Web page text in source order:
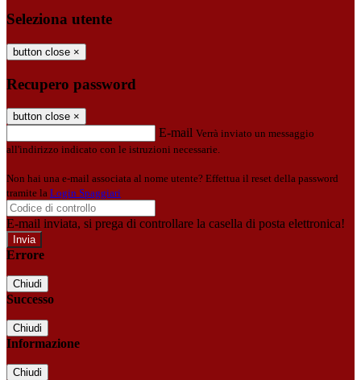
Seleziona utente
button close ×
Recupero password
button close ×
E-mail Verrà inviato un messaggio
all'indirizzo indicato con le istruzioni necessarie.
Non hai una e-mail associata al nome utente? Effettua il reset della password
tramite la Login Spaggiari
E-mail inviata, si prega di controllare la casella di posta elettronica!
Errore
Chiudi
Successo
Chiudi
Informazione
Chiudi